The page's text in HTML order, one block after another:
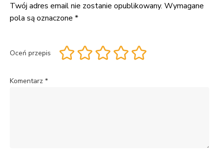
Twój adres email nie zostanie opublikowany. Wymagane
pola są oznaczone *
Oceń przepis
Komentarz *